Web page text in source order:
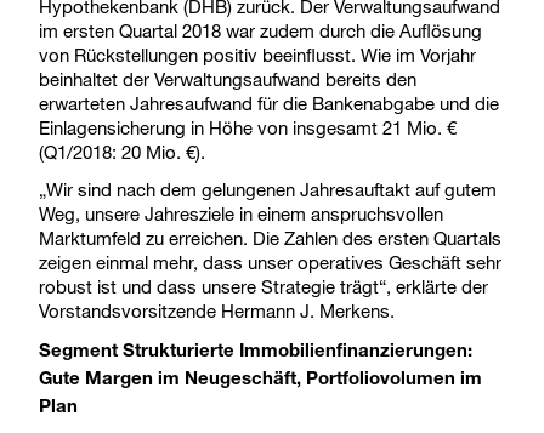
Hypothekenbank (DHB) zurück. Der Verwaltungsaufwand
im ersten Quartal 2018 war zudem durch die Auflösung
von Rückstellungen positiv beeinflusst. Wie im Vorjahr
beinhaltet der Verwaltungsaufwand bereits den
erwarteten Jahresaufwand für die Bankenabgabe und die
Einlagensicherung in Höhe von insgesamt 21 Mio. €
(Q1/2018: 20 Mio. €).
„Wir sind nach dem gelungenen Jahresauftakt auf gutem
Weg, unsere Jahresziele in einem anspruchsvollen
Marktumfeld zu erreichen. Die Zahlen des ersten Quartals
zeigen einmal mehr, dass unser operatives Geschäft sehr
robust ist und dass unsere Strategie trägt“, erklärte der
Vorstandsvorsitzende Hermann J. Merkens.
Segment Strukturierte Immobilienfinanzierungen:
Gute Margen im Neugeschäft, Portfoliovolumen im
Plan